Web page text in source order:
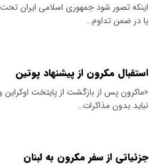
اینکه تصور شود جمهوری اسلامی ایران
یا در ضمن تداوم…
استقبال مکرون از پیشنهاد پوتین
«ماکرون پس از بازگشت از پایتخت
نباید بدون مذاکرات…
جزئیاتی از سفر مکرون به لبنان